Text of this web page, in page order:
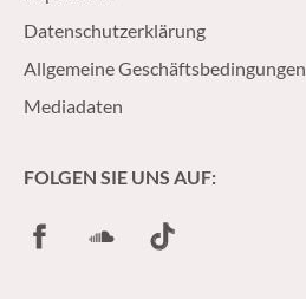
Datenschutzerklärung
Allgemeine Geschäftsbedingungen
Mediadaten
FOLGEN SIE UNS AUF:
FacebookSoundCloud
TikTok